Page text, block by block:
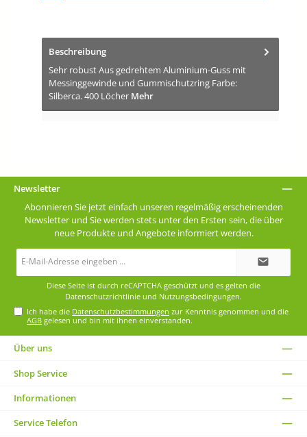
Beschreibung
Sehr robust Aus gedrehtem Aluminium-Guss mit
Messinggewinde und Gummischutzring Farbe:
Silberca. 400 Löcher Mehr
Newsletter
Abonnieren Sie jetzt einfach unseren regelmäßig erscheinenden
Newsletter und Sie werden stets unter den Ersten sein, die über
neue Produkte und Angebote informiert werden.
Diese Seite ist durch reCAPTCHA geschützt und es gelten die
Datenschutzrichtlinie und Nutzungsbedingungen.
Ich habe die Datenschutzbestimmungen zur Kenntnis genommen und die
AGB gelesen und bin mit ihnen einverstanden.
Über uns
Shop Service
Informationen
Service Telefon